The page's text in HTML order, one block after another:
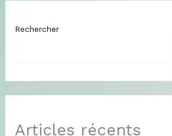
Rechercher
Articles récents